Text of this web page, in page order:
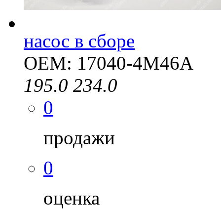
насос в сборе
OEM: 17040-4M46A
195.0 234.0
0
продажи
0
оценка